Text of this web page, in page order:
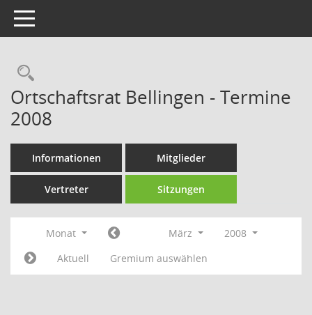
Toggle navigation
Rechercheauswahl
Ortschaftsrat Bellingen - Termine
2008
Informationen Mitglieder
Vertreter Sitzungen
Monat März
2008
Aktuell
Gremium auswählen